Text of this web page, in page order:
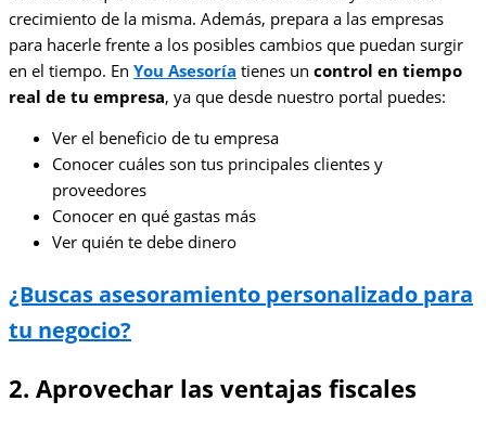
crecimiento de la misma. Además, prepara a las empresas
para hacerle frente a los posibles cambios que puedan surgir
en el tiempo. En You Asesoría tienes un control en tiempo
real de tu empresa, ya que desde nuestro portal puedes:
Ver el beneficio de tu empresa
Conocer cuáles son tus principales clientes y
proveedores
Conocer en qué gastas más
Ver quién te debe dinero
¿Buscas asesoramiento personalizado para
tu negocio?
2. Aprovechar las ventajas fiscales